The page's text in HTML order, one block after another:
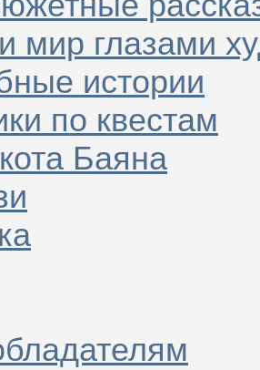
мир глазами
истории
по квестам
Баяна